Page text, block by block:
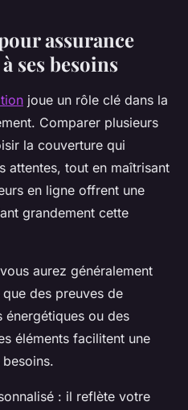
assurance
ses besoins
joue un rôle clé dans la
Comparer plusieurs
la couverture qui
attentes, tout en maîtrisant
en ligne offrent une
grandement cette
aurez généralement
des preuves de
ou des
éléments facilitent une
: il reflète votre